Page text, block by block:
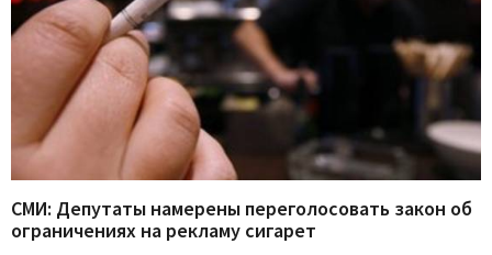
СМИ: Депутаты намерены переголосовать закон об
ограничениях на рекламу сигарет